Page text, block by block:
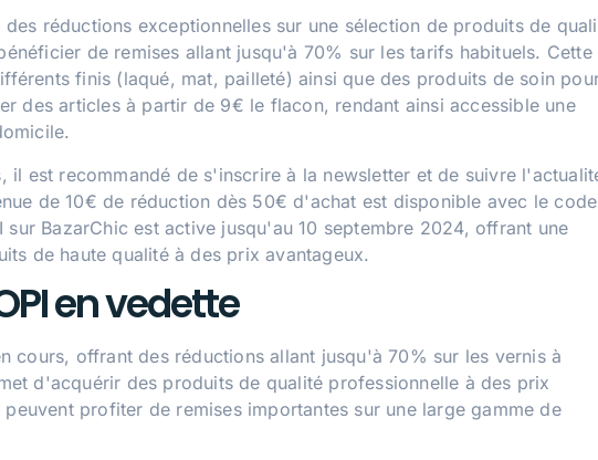
réductions exceptionnelles sur une sélection de produits de
de remises allant jusqu'à 70% sur les tarifs habituels. Cette
finis (laqué, mat, pailleté) ainsi que des produits de soin
des articles à partir de 9€ le flacon, rendant ainsi accessible une
il est recommandé de s'inscrire à la newsletter et de suivre
de 10€ de réduction dès 50€ d'achat est disponible avec le code
sur BazarChic est active jusqu'au 10 septembre 2024, offrant une
de haute qualité à des prix avantageux.
en vedette
cours, offrant des réductions allant jusqu'à 70% sur les vernis à
d'acquérir des produits de qualité professionnelle à des prix
profiter de remises importantes sur une large gamme de